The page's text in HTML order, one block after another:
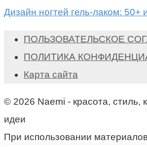
Дизайн ногтей гель-лаком: 50+
ПОЛЬЗОВАТЕЛЬСКОЕ
ПОЛИТИКА
Карта сайта
© 2026 Naemi - красота, стиль,
идеи
При использовании